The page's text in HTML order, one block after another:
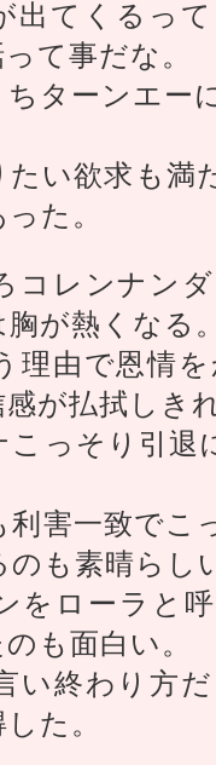
出てくるっ
て事だな。
ターンエー
い欲求も満
た。
コレンナン
が熱くなる
理由で恩情
が払拭しき
っそり引退
害一致でこ
も素晴らし
をローラと
も面白い。
い終わり方
た。